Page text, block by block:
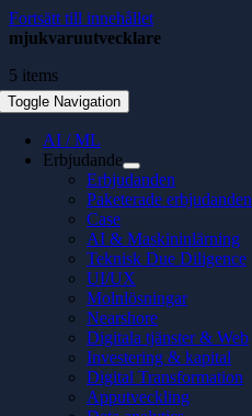
Fortsätt till innehållet
Toggle Navigation
AI / ML
Erbjudande
Erbjudanden
Paketerade erbjudanden
Case
AI & Maskininlärning
Teknisk Due Diligence
UI/UX
Molnlösningar
Nearshore
Digitala tjänster & Web
Investering & kapital
Digital Transformation
Apputveckling
mjukvaruutvecklare
5 items